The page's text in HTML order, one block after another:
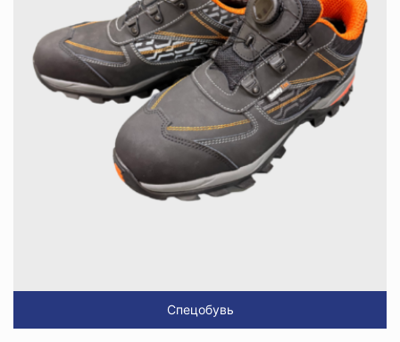
Спецобувь